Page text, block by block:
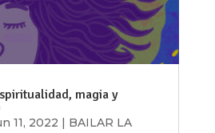
magia y
11, 2022
BAILAR LA